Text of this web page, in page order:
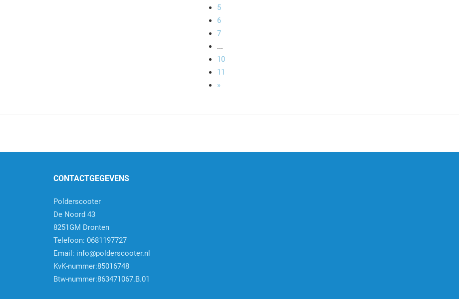
5
6
7
...
10
11
»
CONTACTGEGEVENS
Polderscooter
De Noord 43
8251GM Dronten
Telefoon: 0681197727
Email: info@polderscooter.nl
KvK-nummer:85016748
Btw-nummer:863471067.B.01